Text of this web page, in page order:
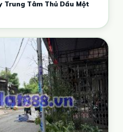
Trung Tâm Thủ Dầu Một